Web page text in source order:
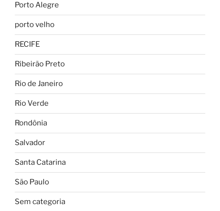
Porto Alegre
porto velho
RECIFE
Ribeirão Preto
Rio de Janeiro
Rio Verde
Rondônia
Salvador
Santa Catarina
São Paulo
Sem categoria